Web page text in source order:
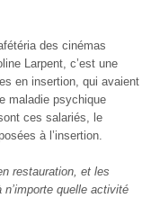
des cinémas
Larpent, c’est une
en insertion, qui avaient
maladie psychique
ces salariés, le
à l’insertion.
restauration, et les
quelle activité